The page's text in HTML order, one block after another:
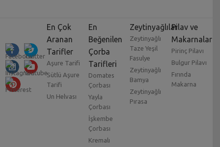
En Çok
Aranan
Tarifler
Aşure Tarifi
Sütlü Aşure
Tarifi
Un Helvası
En
Beğenilen
Çorba
Tarifleri
Domates
Çorbası
Yayla
Çorbası
İşkembe
Çorbası
Kremalı
Zeytinyağlılar
Zeytinyağlı
Taze Yeşil
Fasulye
Zeytinyağlı
Bamya
Zeytinyağlı
Pırasa
Pilav ve
Makarnalar
Pirinç Pilavı
Bulgur Pilavı
Fırında
Makarna